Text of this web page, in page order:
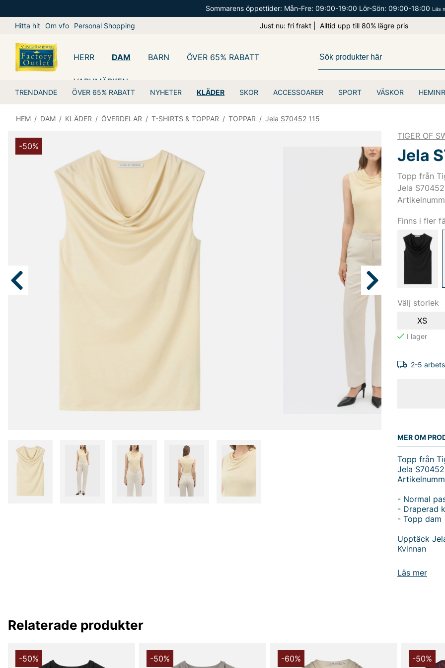
Sommarens öppettider: Mån-Fre: 09:00-19:00 Lör-Sön: 09:00-18:00 Läs
Hitta hit Om vfo Personal Shopping Just nu: fri frakt | Alltid upp till 80% lägre pris
HERR DAM
TRENDANDE ÖVER 65% RABATT NYHETER KLÄDER SKOR ACCESSOARER SPORT VÄSKOR
BARN ÖVER 65% RABATT
VARUMÄRKEN
HEM / DAM / KLÄDER / ÖVERDELAR / T-SHIRTS & TOPPAR / TOPPAR / Jela S70452 115
-50%
TIGER OF
Jela
Topp från
Jela
Finns i fler
Välj storlek
XS
2-5
MER OM
Läs mer
Topp från
Jela
- Normal
- Draperad
- Topp dam
Upptäck
Kvinnan
Sätt en ny
Shirt från
du bär den
hemma,
Relaterade produkter
-50% -50% -60% -50%